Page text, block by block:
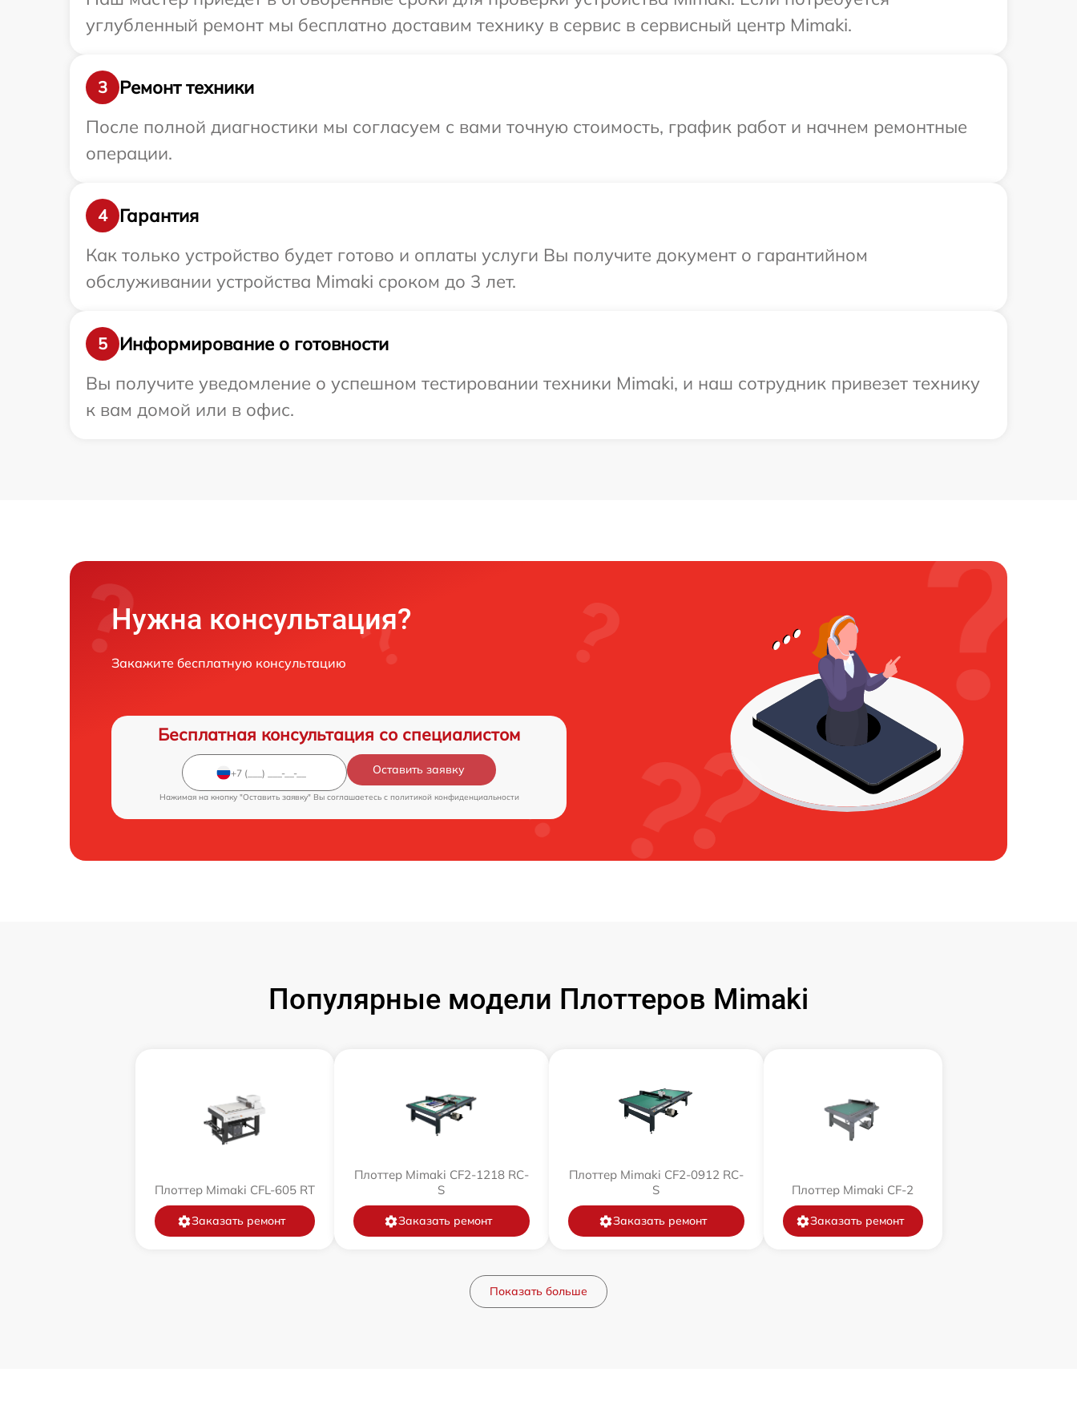
углубленный ремонт мы бесплатно доставим технику в сервис в сервисный центр Mimaki.
3
Ремонт техники
После полной диагностики мы согласуем с вами точную стоимость, график работ и начнем ремонтные
операции.
4
Гарантия
Как только устройство будет готово и оплаты услуги Вы получите документ о гарантийном
обслуживании устройства Mimaki сроком до 3 лет.
5
Информирование о готовности
Вы получите уведомление о успешном тестировании техники Mimaki, и наш сотрудник привезет технику
к вам домой или в офис.
Нужна консультация?
Закажите бесплатную консультацию
Бесплатная консультация со специалистом
Оставить заявку
Нажимая на кнопку "Оставить заявку" Вы соглашаетесь c политикой конфиденциальности
Популярные модели Плоттеров Mimaki
Плоттер Mimaki CFL-605 RT
Заказать ремонт
Плоттер Mimaki CF2-1218 RC-
S
Заказать ремонт
Плоттер Mimaki CF2-0912 RC-
S
Заказать ремонт
Плоттер Mimaki CF-2
Заказать ремонт
Показать больше